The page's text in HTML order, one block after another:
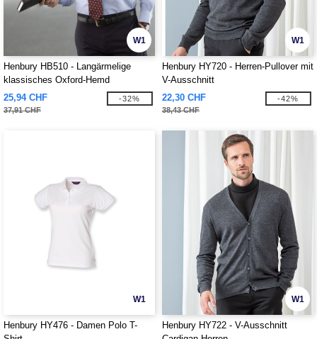
W1
Henbury HB510 - Langärmelige
klassisches Oxford-Hemd
25,94 CHF
37,91 CHF
-32%
W1
Henbury HY720 - Herren-Pullover mit
V-Ausschnitt
22,30 CHF
38,43 CHF
-42%
W1
Henbury HY476 - Damen Polo T-
W1
Henbury HY722 - V-Ausschnitt